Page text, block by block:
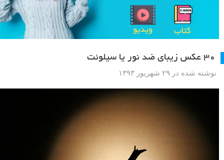
۳۰ عکس زیبای ضد نور یا سیلوئت
نوشته شده در ۲۹ شهریور ۱۳۹۳